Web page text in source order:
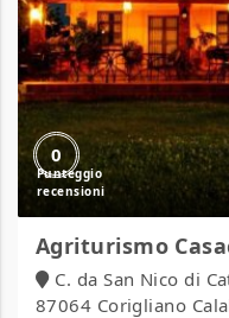
0
Agriturismo
C. da San Nico di
87064 Corigliano